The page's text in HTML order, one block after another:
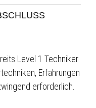
Level 1 Techniker
Erfahrungen
erforderlich.